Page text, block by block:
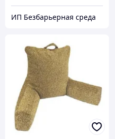
ИП Безбарьерная среда